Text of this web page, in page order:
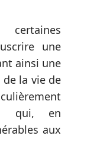
une
ainsi une
la vie de
qui, en
aux